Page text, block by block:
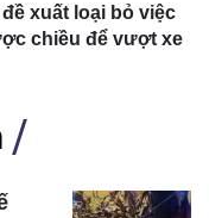
xuất loại bỏ việc
chiều để vượt xe